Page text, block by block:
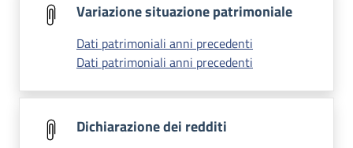
Variazione situazione patrimoniale
Dati patrimoniali anni precedenti
Dati patrimoniali anni precedenti
Dichiarazione dei redditi